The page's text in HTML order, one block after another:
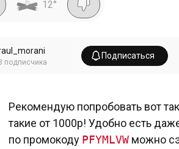
12°
подписчика
Подписаться
Рекомендую попробовать вот
такие от 1000р! Удобно есть
по промокоду PFYMLVW можно